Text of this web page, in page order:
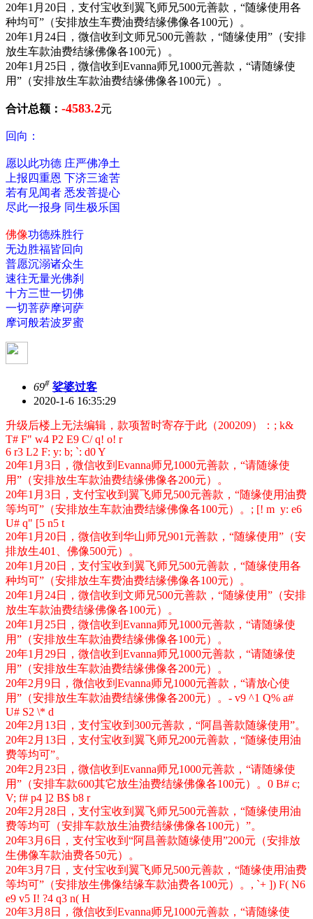
20年1月20日，支付宝收到翼飞师兄500元善款，“随缘使用各
种均可”（安排放生车费油费结缘佛像各100元）。
20年1月24日，微信收到文师兄500元善款，“随缘使用”（安排
放生车款油费结缘佛像各100元）。
20年1月25日，微信收到Evanna师兄1000元善款，“请随缘使
用”（安排放生车款油费结缘佛像各100元）。
合计总额： -4583.2元
回向：
愿以此功德 庄严佛净土
上报四重恩 下济三途苦
若有见闻者 悉发菩提心
尽此一报身 同生极乐国
佛像功德殊胜行
无边胜福皆回向
普愿沉溺诸众生
速往无量光佛刹
十方三世一切佛
一切菩萨摩诃萨
摩诃般若波罗蜜
69# 娑婆过客
2020-1-6 16:35:29
升级后楼上无法编辑，款项暂时寄存于此（200209）： ; k&
T# F" w4 P2 E9 C/ q! o! r
6 r3 L2 F: y: b; `: d0 Y
20年1月3日，微信收到Evanna师兄1000元善款，“请随缘使
用”（安排放生车款油费结缘佛像各200元）。
20年1月3日，支付宝收到翼飞师兄500元善款，“随缘使用油费
等均可”（安排放生车款油费结缘佛像各100元）。 ; [! m y: e6
U# q" [5 n5 t
20年1月20日，微信收到华山师兄901元善款，“随缘使用”（安
排放生401、佛像500元）。
20年1月20日，支付宝收到翼飞师兄500元善款，“随缘使用各
种均可”（安排放生车费油费结缘佛像各100元）。
20年1月24日，微信收到文师兄500元善款，“随缘使用”（安排
放生车款油费结缘佛像各100元）。
20年1月25日，微信收到Evanna师兄1000元善款，“请随缘使
用”（安排放生车款油费结缘佛像各100元）。
20年1月29日，微信收到Evanna师兄1000元善款，“请随缘使
用”（安排放生车款油费结缘佛像各200元）。
20年2月9日，微信收到Evanna师兄1000元善款，“请放心使
用”（安排放生车款油费结缘佛像各200元）。 - v9 ^1 Q% a#
U# S2 \* d
20年2月13日，支付宝收到300元善款，“阿昌善款随缘使用”。
20年2月13日，支付宝收到翼飞师兄200元善款，“随缘使用油
费等均可”。
20年2月23日，微信收到Evanna师兄1000元善款，“请随缘使
用”（安排车款600其它放生油费结缘佛像各100元）。 0 B# c;
V; f# p4 ]2 B$ b8 r
20年2月28日，支付宝收到翼飞师兄500元善款，“随缘使用油
费等均可（安排车款放生油费结缘佛像各100元）”。
20年3月6日，支付宝收到“阿昌善款随缘使用”200元（安排放
生佛像车款油费各50元）。
20年3月7日，支付宝收到翼飞师兄500元善款，“随缘使用油费
等均可”（安排放生佛像结缘车款油费各100元）。 , `+ ]) F( N6
e9 v5 I! ?4 q3 n( H
20年3月8日，微信收到Evanna师兄1000元善款，“请随缘使